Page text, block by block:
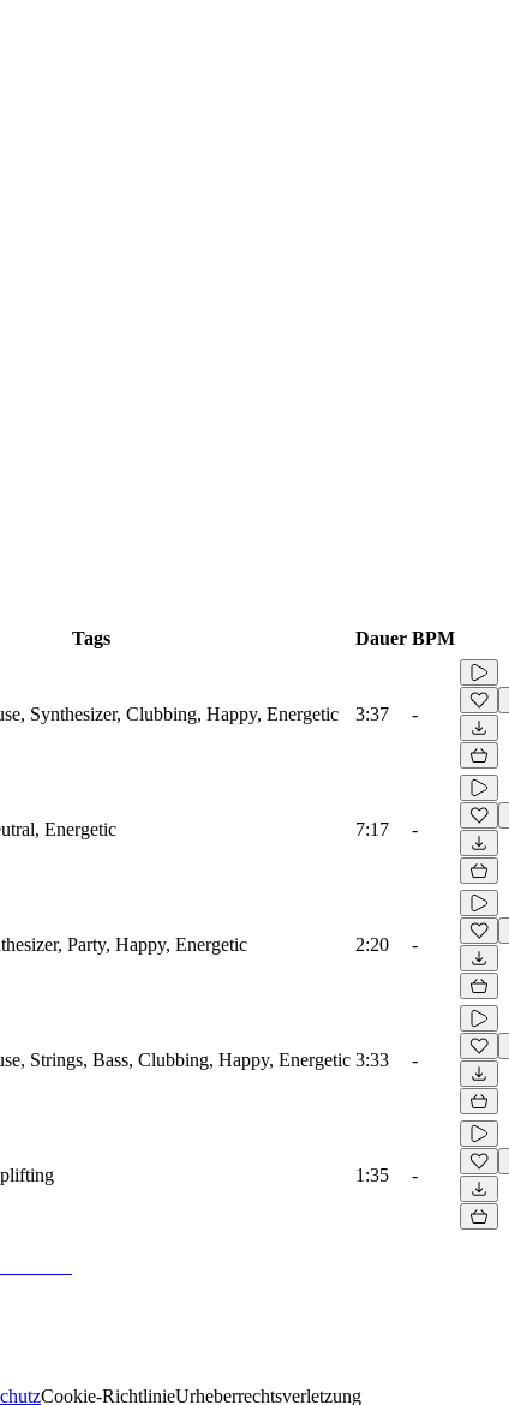
Tags Dauer BPM
Synthesizer, Clubbing, Happy, Energetic 3:37 -
Energetic 7:17 -
Party, Happy, Energetic 2:20 -
Strings, Bass, Clubbing, Happy, Energetic 3:33 -
1:35 -
Cookie-RichtlinieUrheberrechtsverletzung